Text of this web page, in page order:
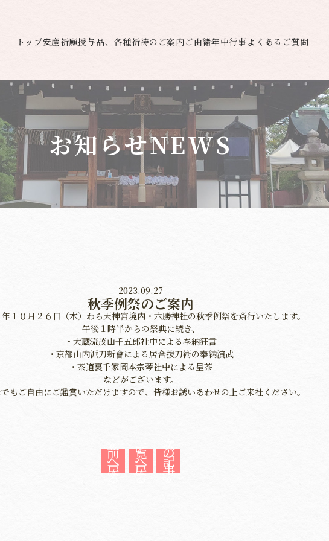
トップ安産祈願授与品、各種祈祷のご案内ご由緒年中行事よくあるご質問
お知らせNEWS
2023.09.27
秋季例祭のご案内
１０月２６日（木）わら天神宮境内・六勝神社の秋季例祭を斎行いたします。
午後１時半からの祭典に続き、
・大蔵流茂山千五郎社中による奉納狂言
・京都山内派刀新會による居合抜刀術の奉納演武
・茶道裏千家岡本宗琴社中による呈茶
などがございます。
でもご自由にご鑑賞いただけますので、皆様お誘いあわせの上ご来社ください。
«
前
へ
戻
る
一
覧
へ
戻
る
次
の
記
事
»